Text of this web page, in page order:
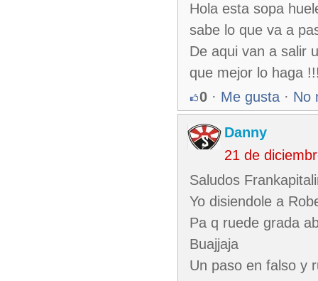
Hola esta sopa
sabe lo que va a
De aqui van a salir
que mejor lo haga
0 · Me gusta · No
Danny
21 de
Saludos
Yo disiendole a
Pa q ruede grada
Buajjaja
Un paso en falso y